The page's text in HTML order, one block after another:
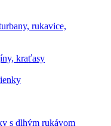
rukavice,
kraťasy
s dlhým rukávom